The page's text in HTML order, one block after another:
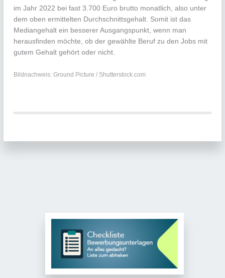
im Jahr 2022 bei fast 3.700 Euro brutto monatlich, also unter
dem oben ermittelten Durchschnittsgehalt. Somit ist das
Mediangehalt ein besserer Ausgangspunkt, wenn man
herausfinden möchte, ob der gewählte Beruf zu den Jobs mit
gutem Gehalt gehört oder nicht.
Bildnachweis: Ground Picture / Shutterstock.com